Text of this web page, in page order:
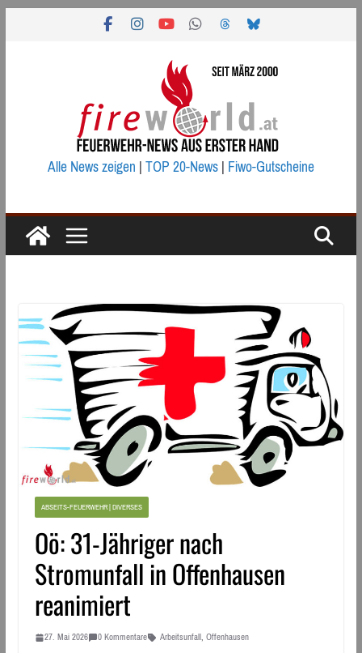
Alle News zeigen|TOP 20-News|Fiwo-Gutscheine
ABSEITS-FEUERWEHR | DIVERSES
Oö: 31-Jähriger nach
Stromunfall in Offenhausen
reanimiert
27. Mai 2026 0 Kommentare Arbeitsunfall, Offenhausen